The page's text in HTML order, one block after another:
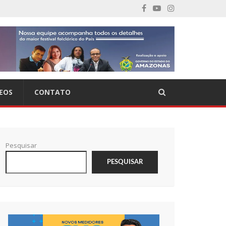
CONTATO
Pesquisar
PESQUISAR